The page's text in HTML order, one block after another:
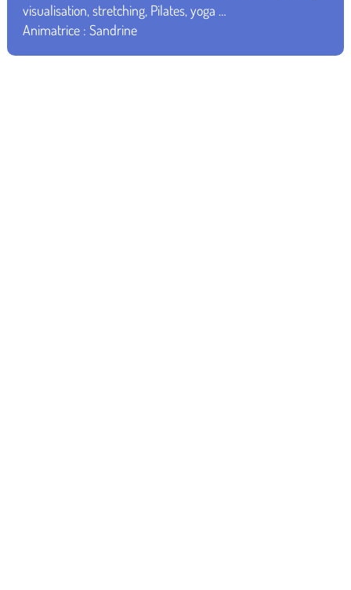
visualisation, stretching, Pilates, yoga …
Animatrice : Sandrine